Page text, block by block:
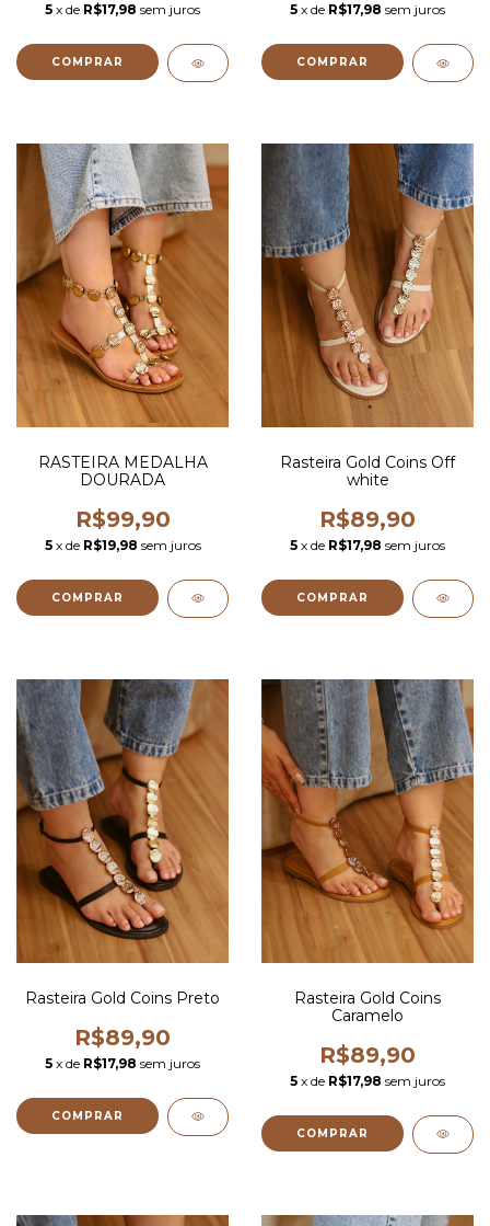
5 x de R$17,98 sem juros
COMPRAR
5 x de R$17,98 sem juros
COMPRAR
RASTEIRA MEDALHA
DOURADA
R$99,90
5 x de R$19,98 sem juros
COMPRAR
Rasteira Gold Coins Off
white
R$89,90
5 x de R$17,98 sem juros
COMPRAR
Rasteira Gold Coins Preto
R$89,90
5 x de R$17,98 sem juros
COMPRAR
Rasteira Gold Coins
Caramelo
R$89,90
5 x de R$17,98 sem juros
COMPRAR